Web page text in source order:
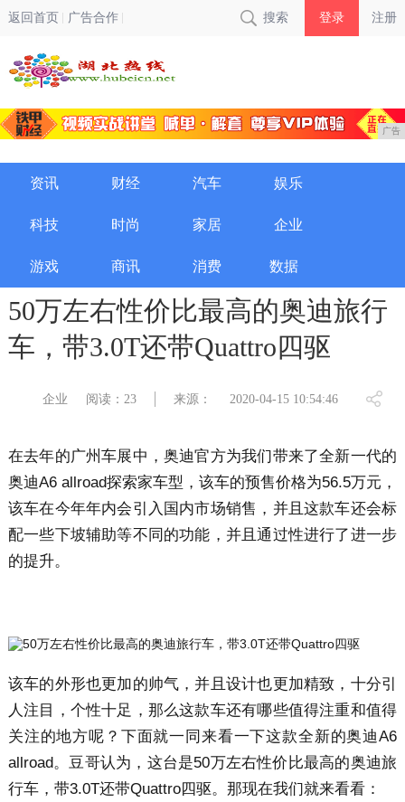
返回首页 广告合作 搜索 登录 注册
广告
资讯 财经 汽车 娱乐
科技 时尚 家居 企业
游戏 商讯 消费 数据
50万左右性价比最高的奥迪旅行
车，带3.0T还带Quattro四驱
企业 阅读：23 来源： 2020-04-15 10:54:46
在去年的广州车展中，奥迪官方为我们带来了全新一代的
奥迪A6 allroad探索家车型，该车的预售价格为56.5万元，
该车在今年年内会引入国内市场销售，并且这款车还会标
配一些下坡辅助等不同的功能，并且通过性进行了进一步
的提升。
该车的外形也更加的帅气，并且设计也更加精致，十分引
人注目，个性十足，那么这款车还有哪些值得注重和值得
关注的地方呢？下面就一同来看一下这款全新的奥迪A6
allroad。豆哥认为，这台是50万左右性价比最高的奥迪旅
行车，带3.0T还带Quattro四驱。那现在我们就来看看：